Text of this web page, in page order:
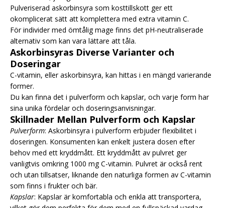
Pulveriserad askorbinsyra som kosttillskott ger ett
okomplicerat sätt att komplettera med extra vitamin C.
För individer med ömtålig mage finns det pH-neutraliserade
alternativ som kan vara lättare att tåla.
Askorbinsyras Diverse Varianter och
Doseringar
C-vitamin, eller askorbinsyra, kan hittas i en mängd varierande
former.
Du kan finna det i pulverform och kapslar, och varje form har
sina unika fördelar och doseringsanvisningar.
Skillnader Mellan Pulverform och Kapslar
Pulverform: Askorbinsyra i pulverform erbjuder flexibilitet i
doseringen. Konsumenten kan enkelt justera dosen efter
behov med ett kryddmått. Ett kryddmått av pulvret ger
vanligtvis omkring 1000 mg C-vitamin. Pulvret är också rent
och utan tillsatser, liknande den naturliga formen av C-vitamin
som finns i frukter och bär.
Kapslar: Kapslar är komfortabla och enkla att transportera,